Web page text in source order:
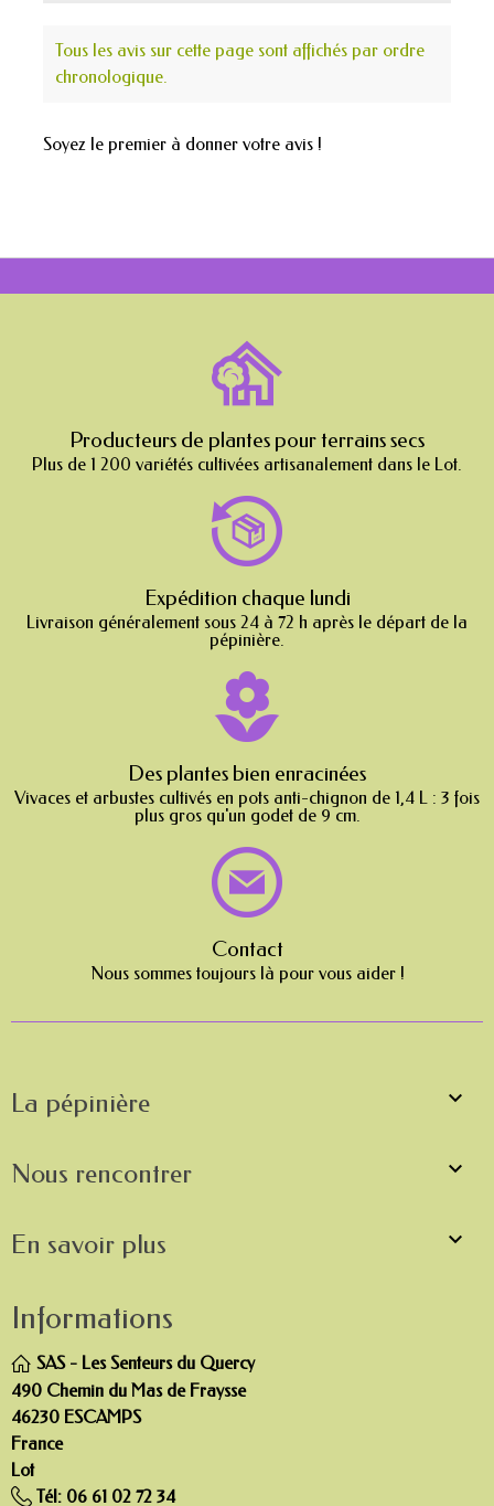
Tous les avis sur cette page sont affichés par ordre
chronologique.
Soyez le premier à donner votre avis !
Producteurs de plantes pour terrains secs
Plus de 1 200 variétés cultivées artisanalement dans le Lot.
Expédition chaque lundi
Livraison généralement sous 24 à 72 h après le départ de la
pépinière.
Des plantes bien enracinées
Vivaces et arbustes cultivés en pots anti-chignon de 1,4 L : 3 fois
plus gros qu'un godet de 9 cm.
Contact
Nous sommes toujours là pour vous aider !
La pépinière 
Nous rencontrer 
En savoir plus 
Informations
SAS - Les Senteurs du Quercy
490 Chemin du Mas de Fraysse
46230 ESCAMPS
France
Lot
Tél: 06 61 02 72 34